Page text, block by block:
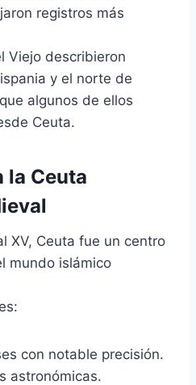
registros más
Viejo describieron
y el norte de
algunos de ellos
Ceuta.
la Ceuta
XV, Ceuta fue un centro
mundo islámico
con notable precisión.
astronómicas.